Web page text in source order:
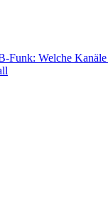
Funk: Welche